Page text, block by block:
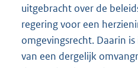
uitgebracht over de
regering voor een
omgevingsrecht. Daarin
van een dergelijk